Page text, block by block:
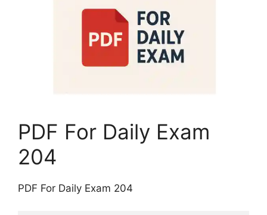
PDF For Daily Exam
204
PDF For Daily Exam 204